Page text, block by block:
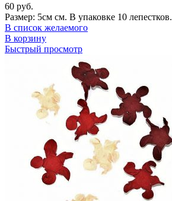
60 руб.
Размер: 5см см. В упаковке 10 лепестков.
В список желаемого
В корзину
Быстрый просмотр